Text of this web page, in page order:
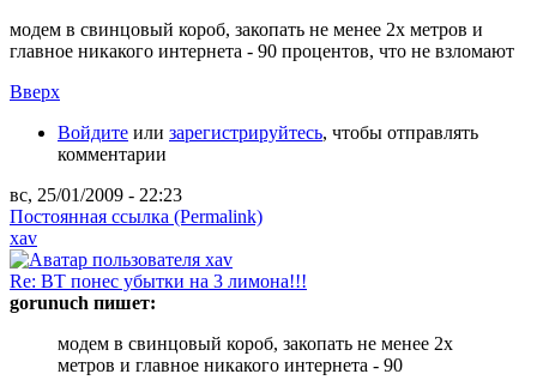
модем в свинцовый короб, закопать не менее 2х метров и
главное никакого интернета - 90 процентов, что не взломают
Вверх
Войдите или зарегистрируйтесь, чтобы отправлять
комментарии
вс, 25/01/2009 - 22:23
Постоянная ссылка (Permalink)
xav
Re: ВТ понес убытки на 3 лимона!!!
gorunuch пишет:
модем в свинцовый короб, закопать не менее 2х
метров и главное никакого интернета - 90